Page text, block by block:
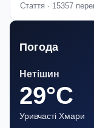
Стаття · 15357
Погода
Нетішин
29°C
Уривчасті Хмари